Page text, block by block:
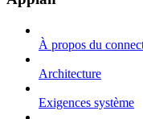
À propos du
Architecture
Exigences système